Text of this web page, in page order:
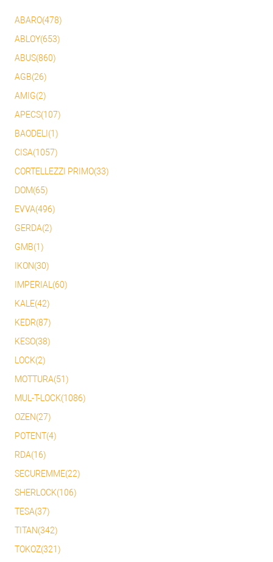
ABARO(478)
ABLOY(653)
ABUS(860)
AGB(26)
AMIG(2)
APECS(107)
BAODELI(1)
CISA(1057)
CORTELLEZZI PRIMO(33)
DOM(65)
EVVA(496)
GERDA(2)
GMB(1)
IKON(30)
IMPERIAL(60)
KALE(42)
KEDR(87)
KESO(38)
LOCK(2)
MOTTURA(51)
MUL-T-LOCK(1086)
OZEN(27)
POTENT(4)
RDA(16)
SECUREMME(22)
SHERLOCK(106)
TESA(37)
TITAN(342)
TOKOZ(321)